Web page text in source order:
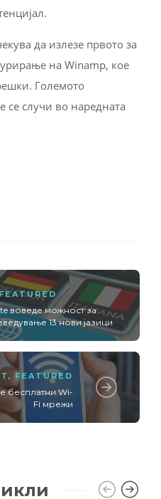
да излезе првото за
на Winamp, кое
Големото
се случи во наредната
FEATURED
воведе можност за
13 нови јазици
, FEATURED
бесплатни Wi-
Fi мрежи